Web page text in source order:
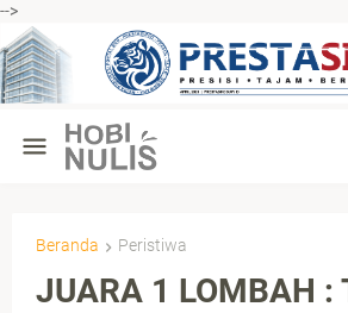
-->
Beranda Peristiwa
JUARA 1 LOMBAH :